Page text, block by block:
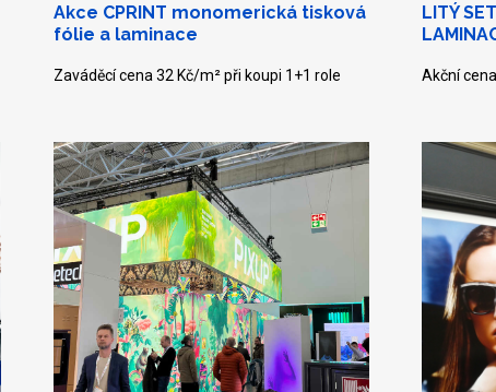
Akce CPRINT monomerická tisková
fólie a laminace
Zaváděcí cena 32 Kč/m² při koupi 1+1 role
LITÝ
Akční